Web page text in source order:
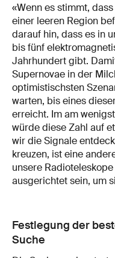
«Wenn es stimmt,
einer leeren Region
darauf hin, dass es in
bis fünf
Jahrhundert gibt.
Supernovae in der
optimistischsten
warten, bis eines
erreicht. Im am
würde diese Zahl auf
wir die Signale
kreuzen, ist eine
unsere
ausgerichtet sein, um
Festlegung der
Suche